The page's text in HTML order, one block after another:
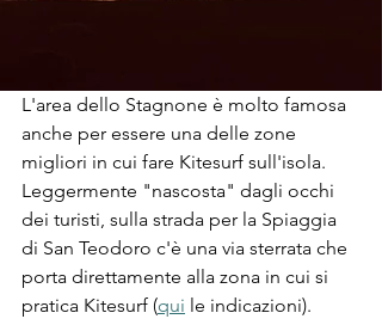
L'area dello Stagnone è molto famosa
anche per essere una delle zone
migliori in cui fare Kitesurf sull'isola.
Leggermente "nascosta" dagli occhi
dei turisti, sulla strada per la Spiaggia
di San Teodoro c'è una via sterrata che
porta direttamente alla zona in cui si
pratica Kitesurf (qui le indicazioni).